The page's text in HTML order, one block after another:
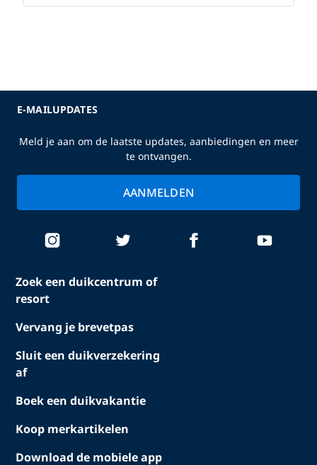
Zoek een duikcentrum of
resort
Vervang je brevetpas
Sluit een duikverzekering
af
Boek een duikvakantie
Koop merkartikelen
Download de mobiele app
E-MAILUPDATES
Meld je aan om de laatste updates, aanbiedingen en meer
te ontvangen.
AANMELDEN